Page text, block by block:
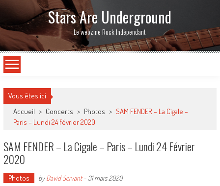
Stars Are Underground
Le webzine Rock Indépendant
Vous êtes ici
Accueil > Concerts > Photos > SAM FENDER – La Cigale –
Paris – Lundi 24 février 2020
SAM FENDER – La Cigale – Paris – Lundi 24 Février
2020
Photos byDavid Servant- 31 mars 2020